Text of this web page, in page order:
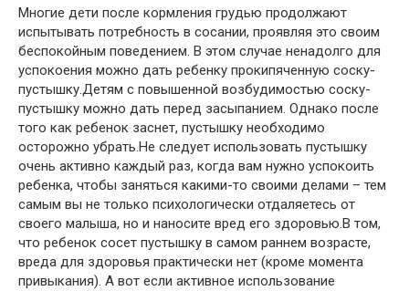
Многие дети после кормления грудью продолжают
испытывать потребность в сосании, проявляя это своим
беспокойным поведением. В этом случае ненадолго для
успокоения можно дать ребенку прокипяченную соску-
пустышку.Детям с повышенной возбудимостью соску-
пустышку можно дать перед засыпанием. Однако после
того как ребенок заснет, пустышку необходимо
осторожно убрать.Не следует использовать пустышку
очень активно каждый раз, когда вам нужно успокоить
ребенка, чтобы заняться какими-то своими делами – тем
самым вы не только психологически отдаляетесь от
своего малыша, но и наносите вред его здоровью.В том,
что ребенок сосет пустышку в самом раннем возрасте,
вреда для здоровья практически нет (кроме момента
привыкания). А вот если активное использование